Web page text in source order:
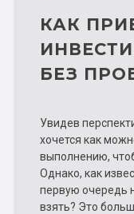
КАК
БЕЗ
Увидев
хочется как
выполнению,
Однако, как
первую очередь
взять? Это